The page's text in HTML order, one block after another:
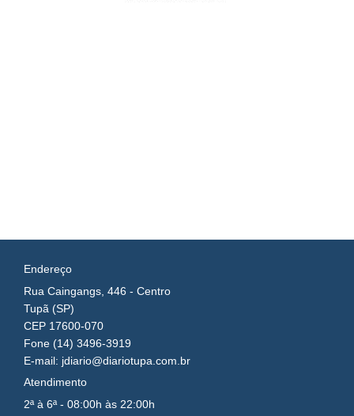
Endereço
Rua Caingangs, 446 - Centro
Tupã (SP)
CEP 17600-070
Fone (14) 3496-3919
E-mail: jdiario@diariotupa.com.br
Atendimento
2ª à 6ª - 08:00h às 22:00h